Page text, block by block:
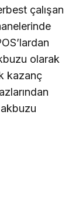
çalışan
olarak
kazanç